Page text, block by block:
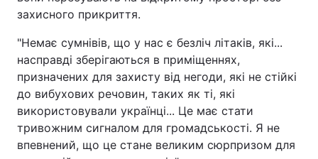
захисного прикриття.
"Немає сумнівів, що у нас є безліч літаків, які...
насправді зберігаються в приміщеннях,
призначених для захисту від негоди, які не стійкі
до вибухових речовин, таких як ті, які
використовували українці... Це має стати
тривожним сигналом для громадськості. Я не
впевнений, що це стане великим сюрпризом для